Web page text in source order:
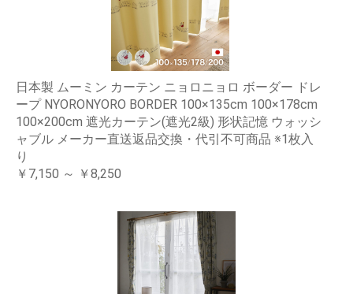
日本製 ムーミン カーテン ニョロニョロ ボーダー ドレ
ープ NYORONYORO BORDER 100×135cm 100×178cm
100×200cm 遮光カーテン(遮光2級) 形状記憶 ウォッシ
ャブル メーカー直送返品交換・代引不可商品 ※1枚入
り
￥7,150 ～ ￥8,250